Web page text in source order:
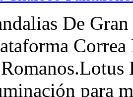
De
para